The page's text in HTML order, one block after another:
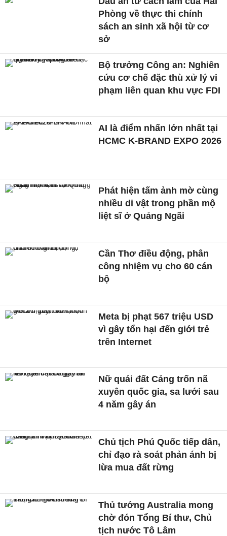
Phòng về thực thi chính
sách an sinh xã hội từ cơ
sở
Bộ trưởng Công an: Nghiên
cứu cơ chế đặc thù xử lý vi
phạm liên quan khu vực FDI
AI là điểm nhấn lớn nhất tại
HCMC K-BRAND EXPO 2026
Phát hiện tấm ảnh mờ cùng
nhiều di vật trong phần mộ
liệt sĩ ở Quảng Ngãi
Cần Thơ điều động, phân
công nhiệm vụ cho 60 cán
bộ
Meta bị phạt 567 triệu USD
vì gây tổn hại đến giới trẻ
trên Internet
Nữ quái đất Cảng trốn nã
xuyên quốc gia, sa lưới sau
4 năm gây án
Chủ tịch Phú Quốc tiếp dân,
chỉ đạo rà soát phản ánh bị
lừa mua đất rừng
Thủ tướng Australia mong
chờ đón Tổng Bí thư, Chủ
tịch nước Tô Lâm